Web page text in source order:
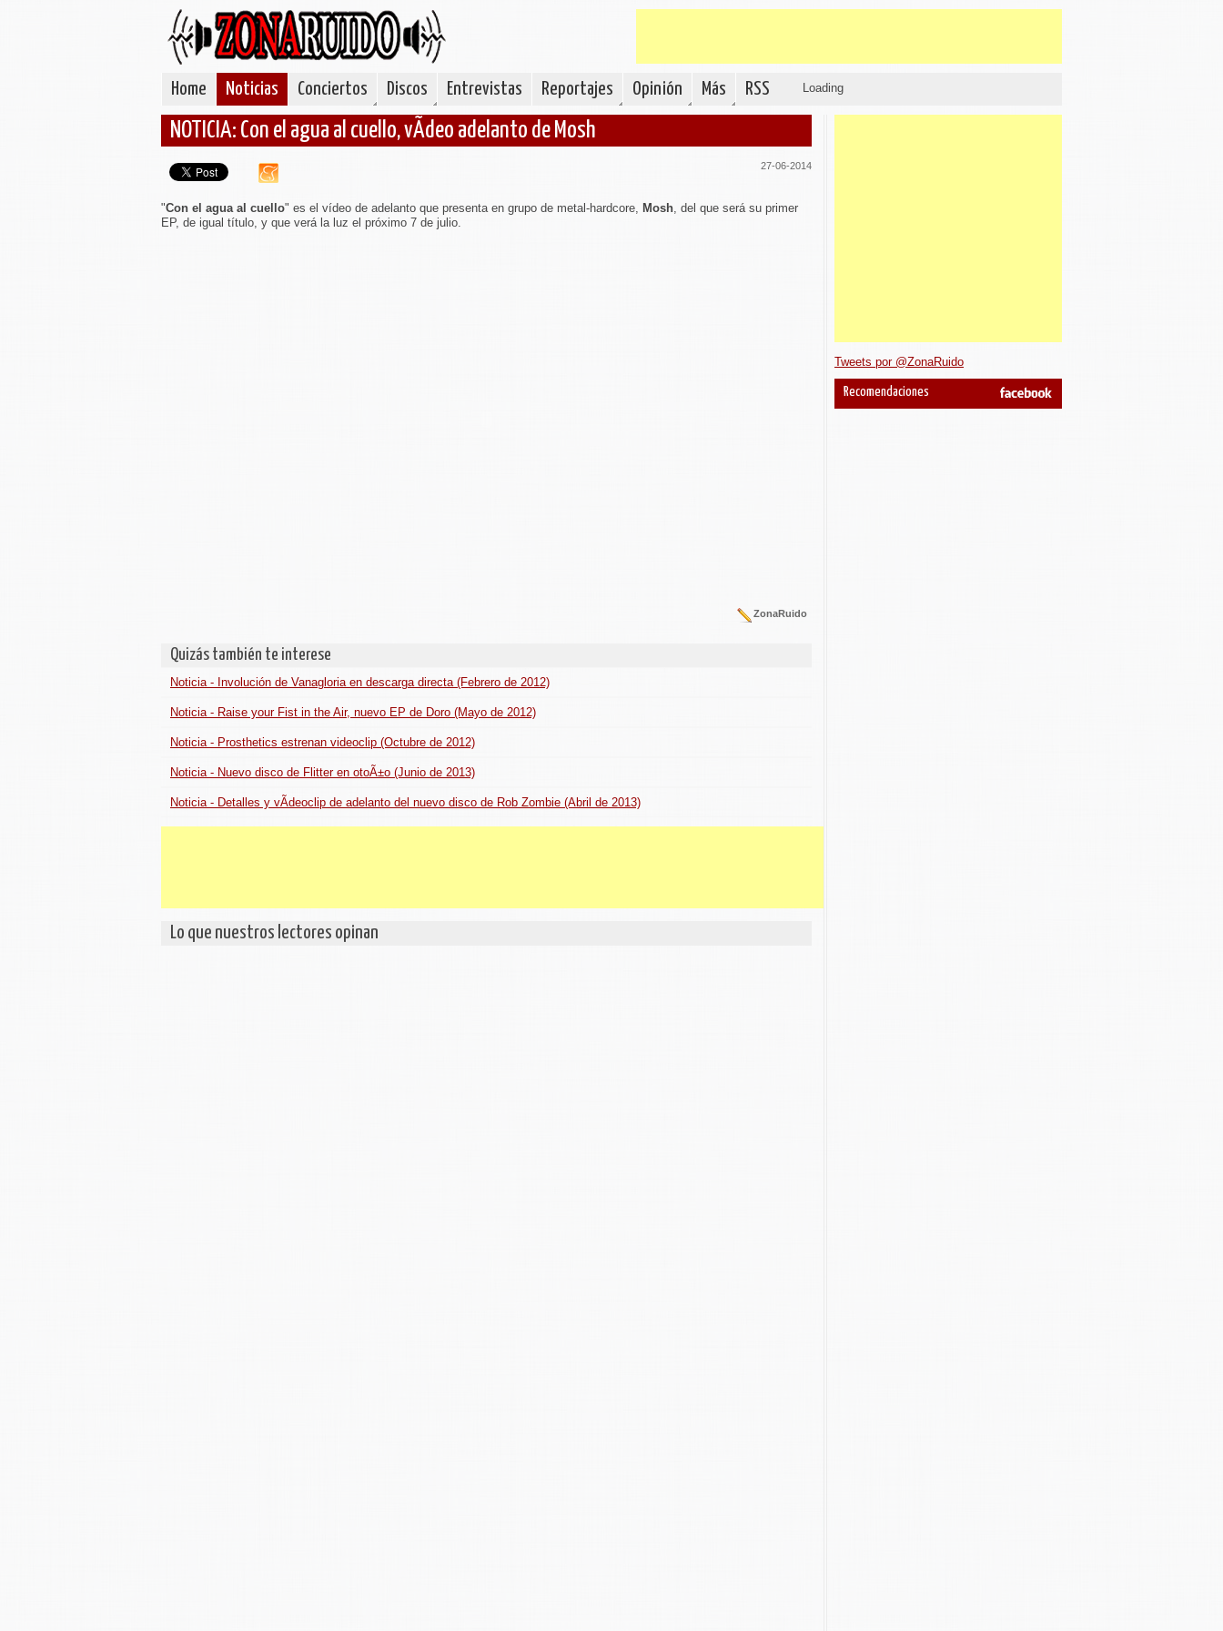
Home Noticias Conciertos Discos Entrevistas Reportajes Opinión Más RSS Loading
NOTICIA: Con el agua al cuello, vÃ­deo adelanto de Mosh
27-06-2014
"Con el agua al cuello" es el vídeo de adelanto que presenta en grupo de metal-hardcore, Mosh, del que será su primer
EP, de igual título, y que verá la luz el próximo 7 de julio.
ZonaRuido
Quizás también te interese
Noticia - Involución de Vanagloria en descarga directa (Febrero de 2012)
Noticia - Raise your Fist in the Air, nuevo EP de Doro (Mayo de 2012)
Noticia - Prosthetics estrenan videoclip (Octubre de 2012)
Noticia - Nuevo disco de Flitter en otoÃ±o (Junio de 2013)
Noticia - Detalles y vÃ­deoclip de adelanto del nuevo disco de Rob Zombie (Abril de 2013)
Lo que nuestros lectores opinan
Tweets por @ZonaRuido
Recomendaciones